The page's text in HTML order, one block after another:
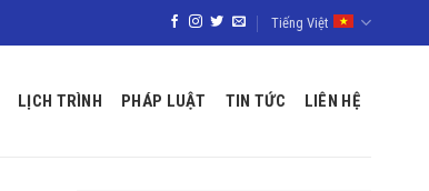
Tiếng Việt
LỊCH TRÌNH PHÁP LUẬT TIN TỨC LIÊN HỆ